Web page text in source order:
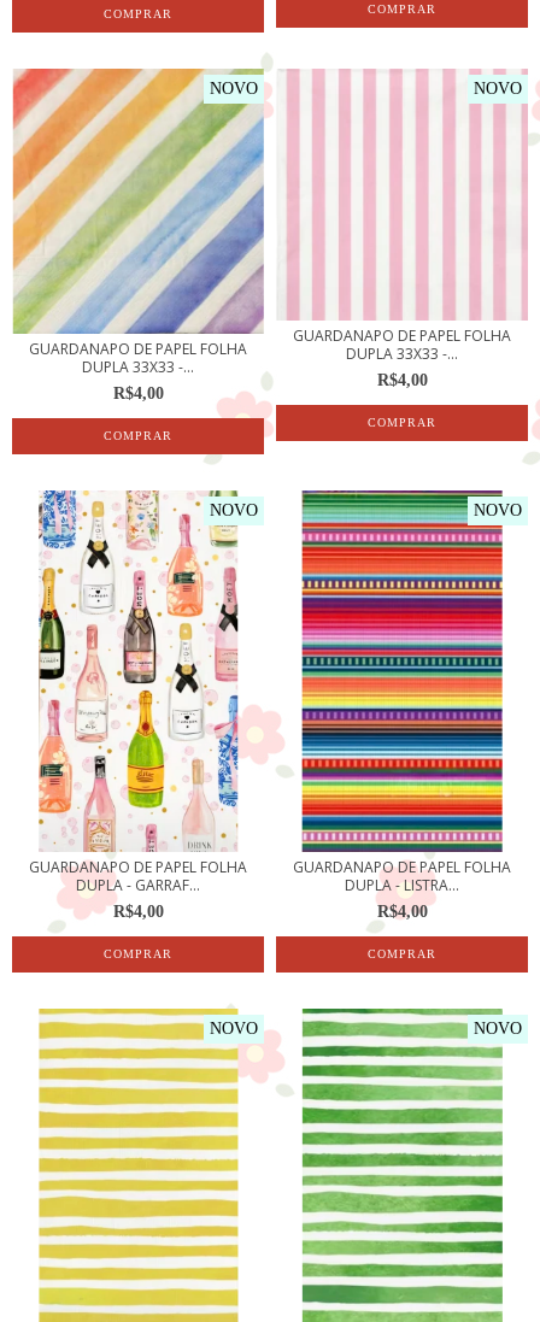
NOVO
GUARDANAPO DE PAPEL FOLHA
DUPLA 33X33 -...
R$4,00
NOVO
GUARDANAPO DE PAPEL FOLHA
DUPLA 33X33 -...
R$4,00
NOVO
GUARDANAPO DE PAPEL FOLHA
DUPLA - GARRAF...
R$4,00
NOVO
GUARDANAPO DE PAPEL FOLHA
DUPLA - LISTRA...
R$4,00
NOVO NOVO